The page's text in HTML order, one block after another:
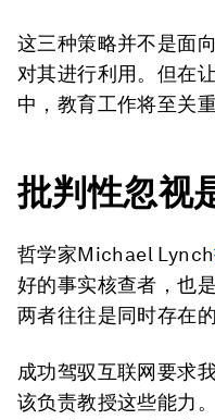
这三种策略并不是面
对其进行利用。但在
中，教育工作将至关重
批判性忽视
哲学家Michael Lynch
好的事实核查者，也
两者往往是同时存在
成功驾驭互联网要求
该负责教授这些能力